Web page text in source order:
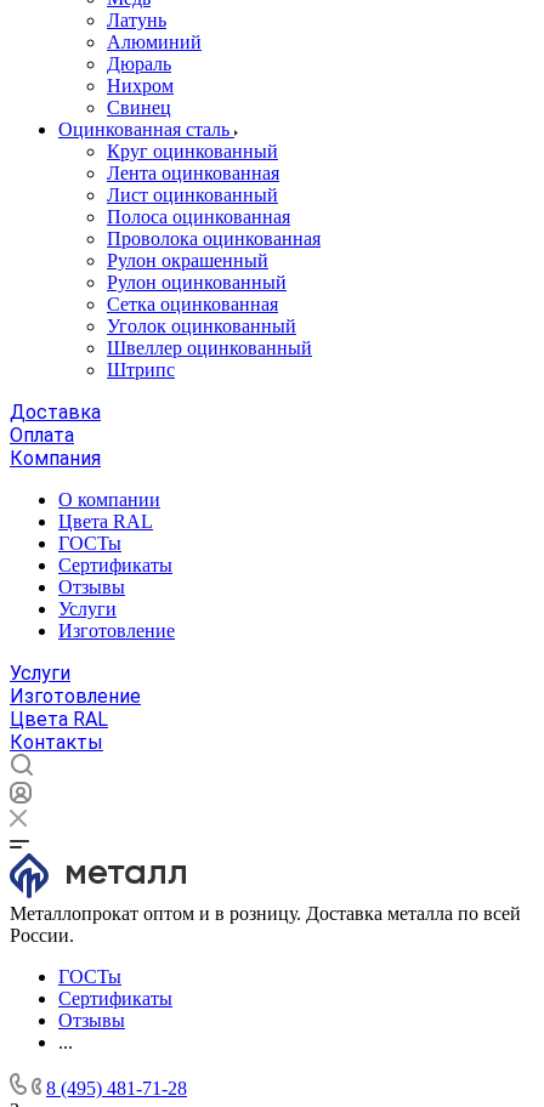
Латунь
Алюминий
Дюраль
Нихром
Свинец
Оцинкованная сталь
Круг оцинкованный
Лента оцинкованная
Лист оцинкованный
Полоса оцинкованная
Проволока оцинкованная
Рулон окрашенный
Рулон оцинкованный
Сетка оцинкованная
Уголок оцинкованный
Швеллер оцинкованный
Штрипс
Доставка
Оплата
Компания
О компании
Цвета RAL
ГОСТы
Сертификаты
Отзывы
Услуги
Изготовление
Услуги
Изготовление
Цвета RAL
Контакты
Металлопрокат оптом и в розницу. Доставка металла по всей
России.
ГОСТы
Сертификаты
Отзывы
...
8 (495) 481-71-28